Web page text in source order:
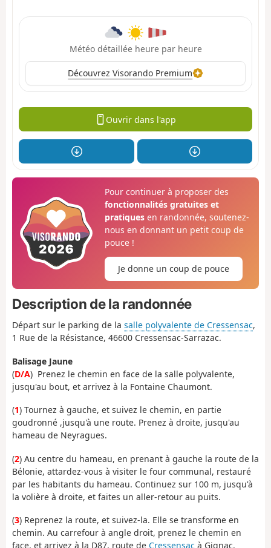
Météo détaillée heure par heure
Découvrez Visorando Premium
Ouvrir dans l'app
Pour continuer à proposer des
fonctionnalités gratuites et
pratiquesen randonnée, soutenez-
nous en donnant un petit coup de
pouce !
Je donne un coup de pouce
Description de la randonnée
Départ sur le parking de la salle polyvalente de Cressensac,
1 Rue de la Résistance, 46600 Cressensac-Sarrazac.
Balisage Jaune
(D/A) Prenez le chemin en face de la salle polyvalente,
jusqu'au bout, et arrivez à la Fontaine Chaumont.
(1) Tournez à gauche, et suivez le chemin, en partie
goudronné ,jusqu'à une route. Prenez à droite, jusqu'au
hameau de Neyragues.
(2) Au centre du hameau, en prenant à gauche la route de la
Bélonie, attardez-vous à visiter le four communal, restauré
par les habitants du hameau. Continuez sur 100 m, jusqu'à
la volière à droite, et faites un aller-retour au puits.
(3) Reprenez la route, et suivez-la. Elle se transforme en
chemin. Au carrefour à angle droit, prenez le chemin en
face, et arrivez à la D87, route de Cressensac à Gignac.